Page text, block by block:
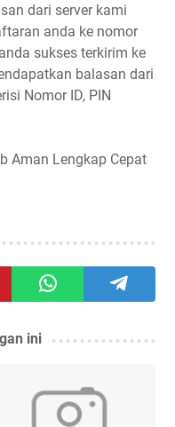
dari server kami
anda ke nomor
sukses terkirim ke
balasan dari
Nomor ID, PIN
Aman Lengkap Cepat
ini